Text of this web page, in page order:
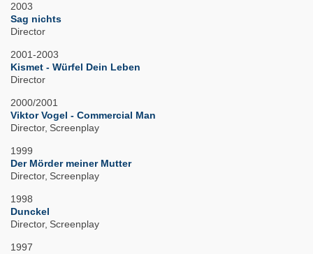
2003
Sag nichts
Director
2001-2003
Kismet - Würfel Dein Leben
Director
2000/2001
Viktor Vogel - Commercial Man
Director Screenplay
1999
Der Mörder meiner Mutter
Director Screenplay
1998
Dunckel
Director Screenplay
1997